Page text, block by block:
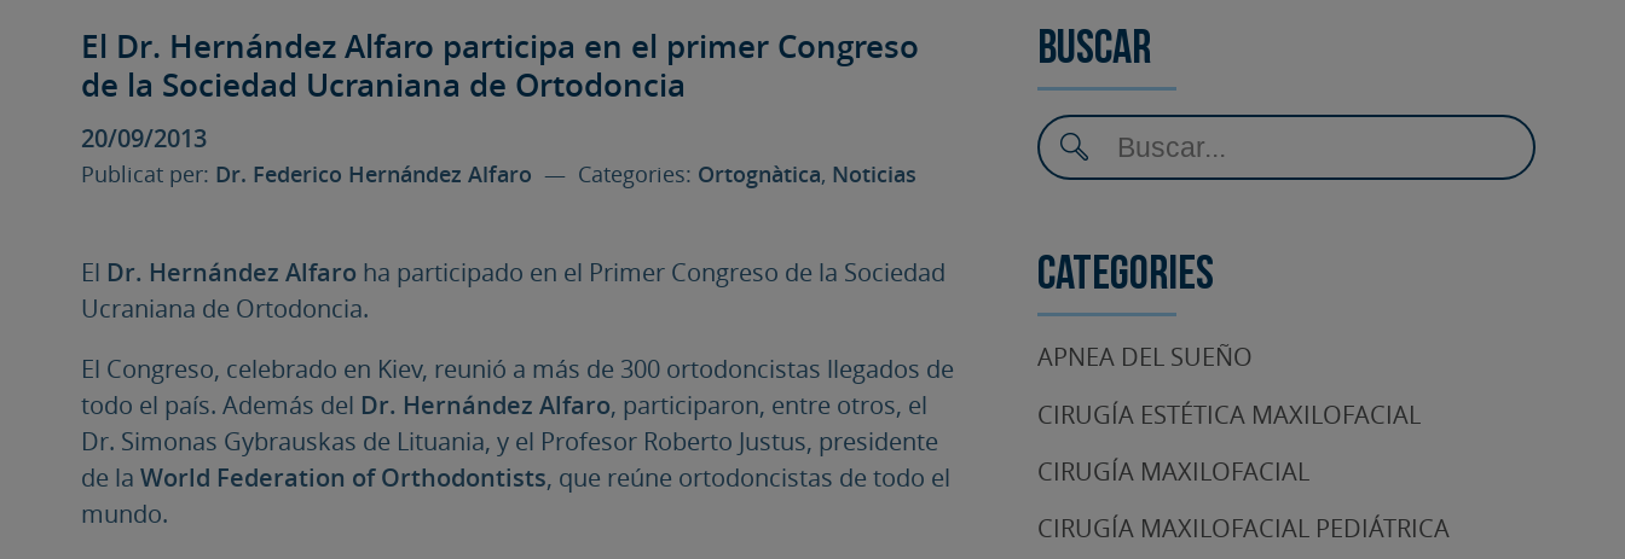
PLANIFICACIÓ 3D
FAQS
FAQS
El Dr. Hernández Alfaro participa en el primer Congreso
de la Sociedad Ucraniana de Ortodoncia
20/09/2013
Publicat per: Dr. Federico Hernández Alfaro — Categories: Ortognàtica, Noticias
El Dr. Hernández Alfaro ha participado en el Primer Congreso de la Sociedad
Ucraniana de Ortodoncia.
El Congreso, celebrado en Kiev, reunió a más de 300 ortodoncistas llegados de
todo el país. Además del Dr. Hernández Alfaro, participaron, entre otros, el
Dr. Simonas Gybrauskas de Lituania, y el Profesor Roberto Justus, presidente
de laWorld Federation of Orthodontists, que reúne ortodoncistas de todo el
mundo.
Buscar
Categories
APNEA DEL SUEÑO
CIRUGÍA ESTÉTICA MAXILOFACIAL
CIRUGÍA MAXILOFACIAL
CIRUGÍA MAXILOFACIAL PEDIÁTRICA